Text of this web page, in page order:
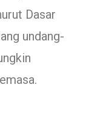
Dasar
undang-